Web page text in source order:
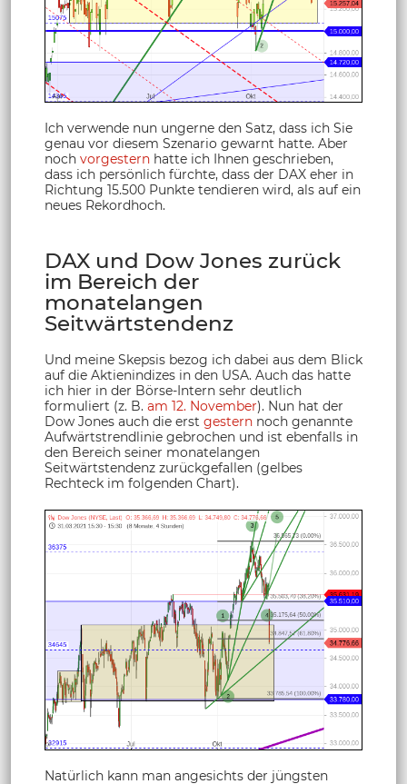
Ich verwende nun ungerne den Satz, dass ich Sie
genau vor diesem Szenario gewarnt hatte. Aber
noch vorgestern hatte ich Ihnen geschrieben,
dass ich persönlich fürchte, dass der DAX eher in
Richtung 15.500 Punkte tendieren wird, als auf ein
neues Rekordhoch.
DAX und Dow Jones zurück
im Bereich der
monatelangen
Seitwärtstendenz
Und meine Skepsis bezog ich dabei aus dem Blick
auf die Aktienindizes in den USA. Auch das hatte
ich hier in der Börse-Intern sehr deutlich
formuliert (z. B. am 12. November). Nun hat der
Dow Jones auch die erst gestern noch genannte
Aufwärtstrendlinie gebrochen und ist ebenfalls in
den Bereich seiner monatelangen
Seitwärtstendenz zurückgefallen (gelbes
Rechteck im folgenden Chart).
Natürlich kann man angesichts der jüngsten